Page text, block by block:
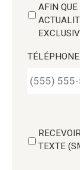
AFIN
TÉLÉPHONE
TEXTE